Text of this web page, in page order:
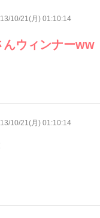
10/21(月) 01:10:14
んウィンナーww
10/21(月) 01:10:14